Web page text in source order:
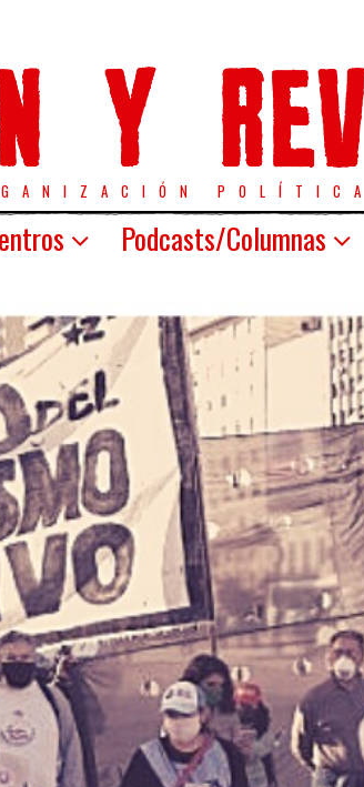
POLÍTICA
Podcasts/Columnas